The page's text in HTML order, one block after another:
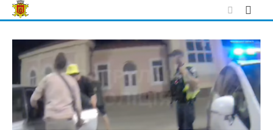
Skip
to